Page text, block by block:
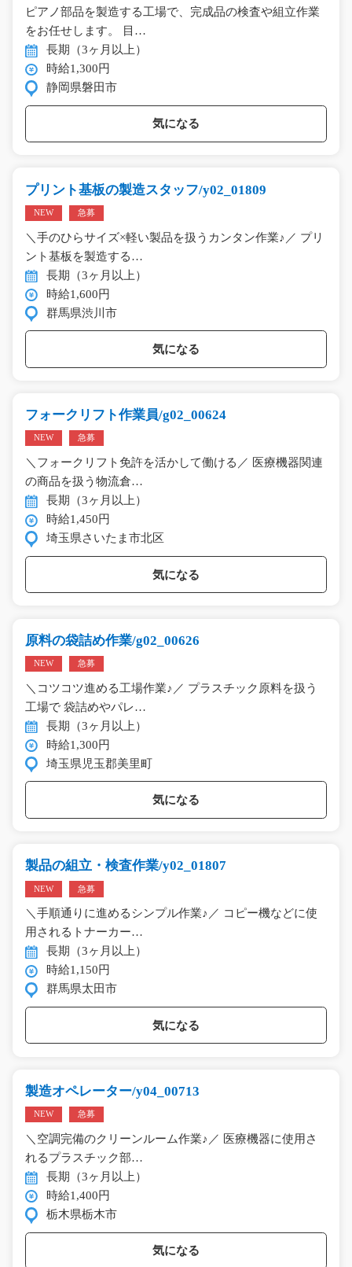
ピアノ部品を製造する工場で、完成品の検査や組立作業
をお任せします。 目…
長期（3ヶ月以上）
時給1,300円
静岡県磐田市
気になる
プリント基板の製造スタッフ/y02_01809
NEW 急募
＼手のひらサイズ×軽い製品を扱うカンタン作業♪／ プリ
ント基板を製造する…
長期（3ヶ月以上）
時給1,600円
群馬県渋川市
気になる
フォークリフト作業員/g02_00624
NEW 急募
＼フォークリフト免許を活かして働ける／ 医療機器関連
の商品を扱う物流倉…
長期（3ヶ月以上）
時給1,450円
埼玉県さいたま市北区
気になる
原料の袋詰め作業/g02_00626
NEW 急募
＼コツコツ進める工場作業♪／ プラスチック原料を扱う
工場で 袋詰めやパレ…
長期（3ヶ月以上）
時給1,300円
埼玉県児玉郡美里町
気になる
製品の組立・検査作業/y02_01807
NEW 急募
＼手順通りに進めるシンプル作業♪／ コピー機などに使
用されるトナーカー…
長期（3ヶ月以上）
時給1,150円
群馬県太田市
気になる
製造オペレーター/y04_00713
NEW 急募
＼空調完備のクリーンルーム作業♪／ 医療機器に使用さ
れるプラスチック部…
長期（3ヶ月以上）
時給1,400円
栃木県栃木市
気になる